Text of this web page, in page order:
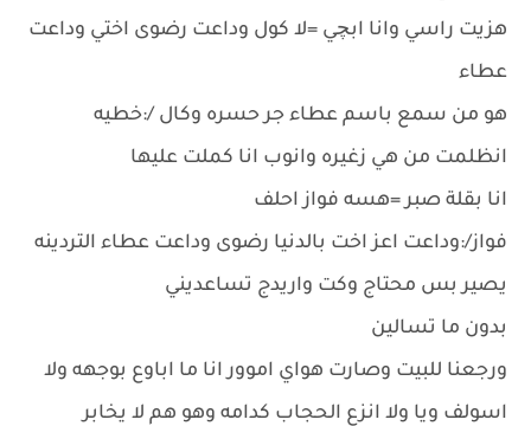
هزيت راسي وانا ابچي =لا كول وداعت رضوى اختي وداعت
عطاء
هو من سمع باسم عطاء جر حسره وكال /:خطيه
انظلمت من هي زغيره وانوب انا كملت عليها
انا بقلة صبر =هسه فواز احلف
فواز/:وداعت اعز اخت بالدنيا رضوى وداعت عطاء التردينه
يصير بس محتاج وكت واريدج تساعديني
بدون ما تسالين
ورجعنا للبيت وصارت هواي اموور انا ما اباوع بوجهه ولا
اسولف ويا ولا انزع الحجاب كدامه وهو هم لا يخابر